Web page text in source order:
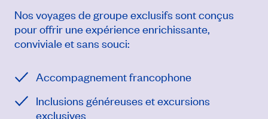
Nos voyages de groupe exclusifs sont conçus
pour offrir une expérience enrichissante,
conviviale et sans souci:
Accompagnement francophone
Inclusions généreuses et excursions
exclusives